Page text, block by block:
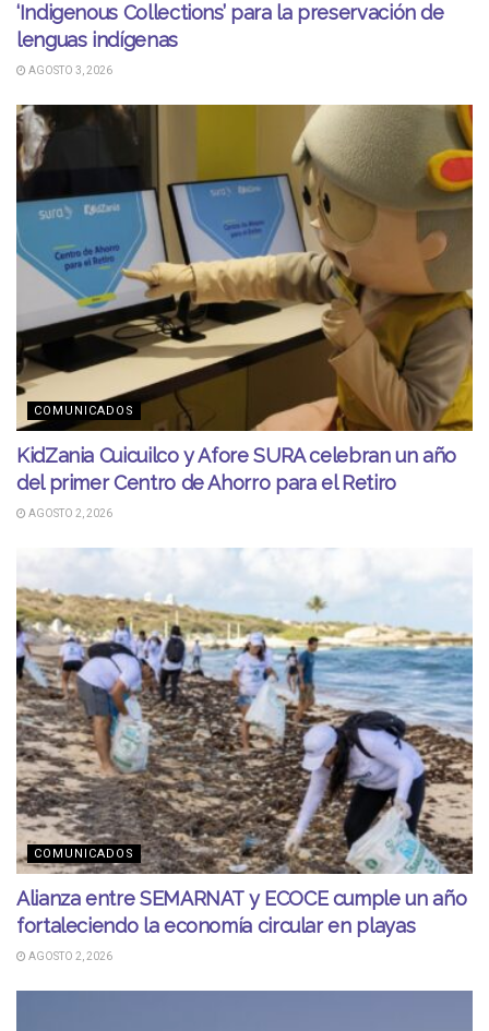
‘Indigenous Collections’ para la preservación de
lenguas indígenas
AGOSTO 3, 2026
COMUNICADOS
KidZania Cuicuilco y Afore SURA celebran un año
del primer Centro de Ahorro para el Retiro
AGOSTO 2, 2026
COMUNICADOS
Alianza entre SEMARNAT y ECOCE cumple un año
fortaleciendo la economía circular en playas
AGOSTO 2, 2026